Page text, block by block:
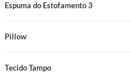
Espuma do Estofamento 3
Pillow
Tecido Tampo